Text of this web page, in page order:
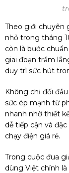
Theo giới chuyên
nhỏ trong tháng
còn là bước
giai đoạn trầm
duy trì sức hút
Không chỉ đối
sức ép mạnh từ
nhanh nhờ thiết
dễ tiếp cận và
chạy điện giá rẻ.
Trong cuộc đua
dùng Việt chính